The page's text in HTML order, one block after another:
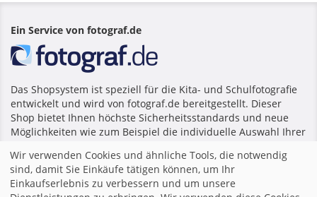
Ein Service von fotograf.de
Das Shopsystem ist speziell für die Kita- und Schulfotografie
entwickelt und wird von fotograf.de bereitgestellt. Dieser
Shop bietet Ihnen höchste Sicherheitsstandards und neue
Möglichkeiten wie zum Beispiel die individuelle Auswahl Ihrer
Startseite|Impressum|Allgemeine Geschäftsbedingungen
Wir verwenden Cookies und ähnliche Tools, die notwendig
sind, damit Sie Einkäufe tätigen können, um Ihr
Einkaufserlebnis zu verbessern und um unsere